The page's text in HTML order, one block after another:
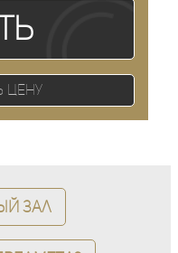
цену
зал